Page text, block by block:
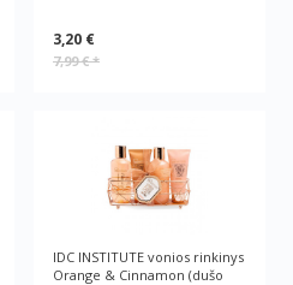
3,20 €
7,99 €*
IDC INSTITUTE vonios rinkinys
Orange & Cinnamon (dušo